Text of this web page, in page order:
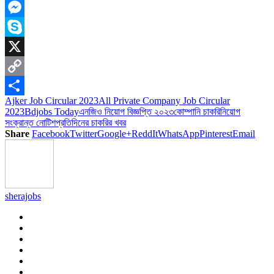
LinkedIn
Messenger
Skype
X
Copy
Link
Share
Ajker Job Circular 2023All Private Company Job Circular
2023Bdjobs Todayএনজিও নিয়োগ বিজ্ঞপ্তি ২০২৩কোম্পানি চাকরিনিয়োগ
সংক্রান্ত নোটিশপ্রতিদিনের চাকরির খবর
Share FacebookTwitterGoogle+ReddItWhatsAppPinterestEmail
sherajobs